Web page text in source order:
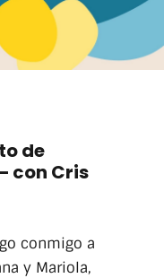
de
con Cris
conmigo a
y Mariola,